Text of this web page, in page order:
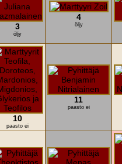
3
öljy
4
öljy
10
paasto ei
11
paasto ei